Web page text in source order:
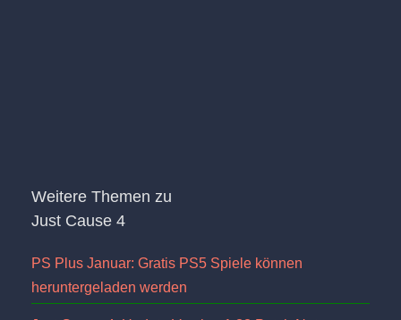
Weitere Themen zu
Just Cause 4
PS Plus Januar: Gratis PS5 Spiele können
heruntergeladen werden